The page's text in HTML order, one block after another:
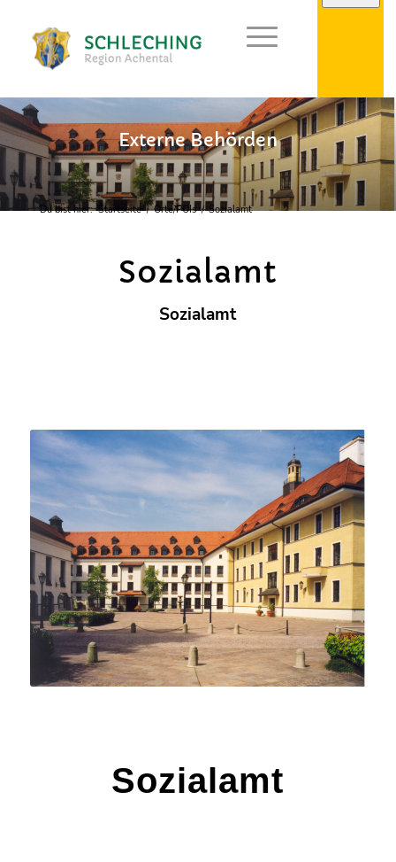
Du bist hier: Startseite / Orte/POIs / Sozialamt
Externe Behörden
Sozialamt
Sozialamt
Sozialamt